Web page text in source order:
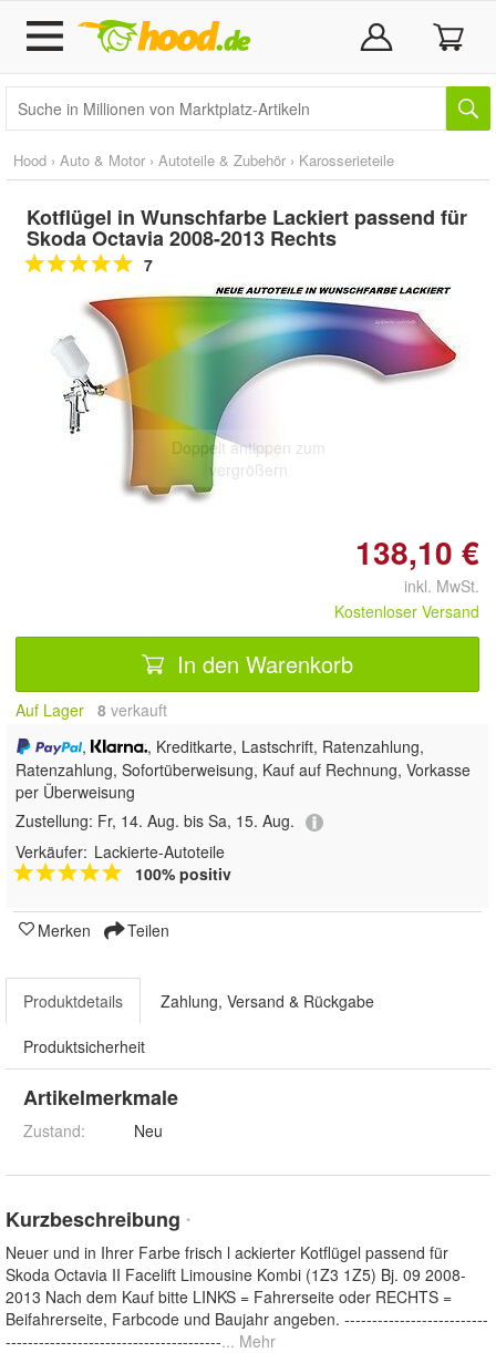
Hood › Auto & Motor › Autoteile & Zubehör › Karosserieteile
Kotflügel in Wunschfarbe Lackiert passend für
Skoda Octavia 2008-2013 Rechts
7
Doppelt antippen zum
vergrößern
138,10 €
inkl. MwSt.
Kostenloser Versand
In den Warenkorb
Auf Lager 8 verkauft
,
, Kreditkarte, Lastschrift, Ratenzahlung,
Ratenzahlung, Sofortüberweisung, Kauf auf Rechnung, Vorkasse
per Überweisung
Zustellung: Fr, 14. Aug. bis Sa, 15. Aug.
Verkäufer: Lackierte-Autoteile
100% positiv
Merken Teilen
Produktdetails Zahlung, Versand & Rückgabe
Produktsicherheit
Artikelmerkmale
Zustand: Neu
Kurzbeschreibung *
Neuer und in Ihrer Farbe frisch l ackierter Kotflügel passend für
Skoda Octavia II Facelift Limousine Kombi (1Z3 1Z5) Bj. 09 2008-
2013 Nach dem Kauf bitte LINKS = Fahrerseite oder RECHTS =
Beifahrerseite, Farbcode und Baujahr angeben. --------------------------
---------------------------------------... Mehr